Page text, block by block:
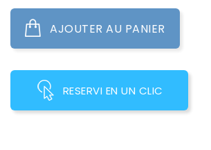
AJOUTER AU PANIER
RESERVI EN UN CLIC